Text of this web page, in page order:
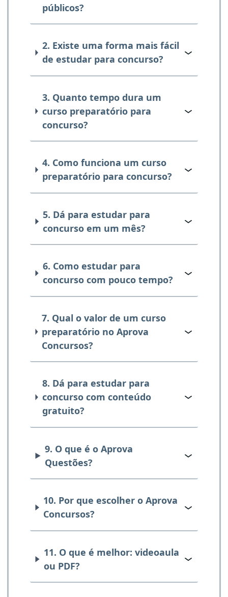
públicos?
2. Existe uma forma mais fácil
de estudar para concurso?
3. Quanto tempo dura um
curso preparatório para
concurso?
4. Como funciona um curso
preparatório para concurso?
5. Dá para estudar para
concurso em um mês?
6. Como estudar para
concurso com pouco tempo?
7. Qual o valor de um curso
preparatório no Aprova
Concursos?
8. Dá para estudar para
concurso com conteúdo
gratuito?
9. O que é o Aprova
Questões?
10. Por que escolher o Aprova
Concursos?
11. O que é melhor: videoaula
ou PDF?